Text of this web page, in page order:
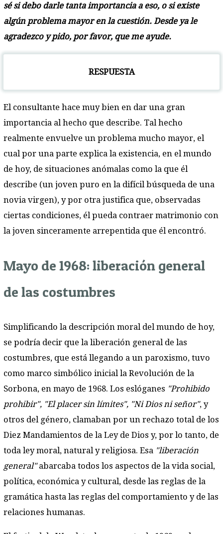
sé si debo darle tanta importancia a eso, o si existe
algún problema mayor en la cuestión. Desde ya le
agradezco y pido, por favor, que me ayude.
RESPUESTA
El consultante hace muy bien en dar una gran
importancia al hecho que describe. Tal hecho
realmente envuelve un problema mucho mayor, el
cual por una parte explica la existencia, en el mundo
de hoy, de situaciones anómalas como la que él
describe (un joven puro en la difícil búsqueda de una
novia virgen), y por otra justifica que, observadas
ciertas condiciones, él pueda contraer matrimonio con
la joven sinceramente arrepentida que él encontró.
Mayo de 1968: liberación general
de las costumbres
Simplificando la descripción moral del mundo de hoy,
se podría decir que la liberación general de las
costumbres, que está llegando a un paroxismo, tuvo
como marco simbólico inicial la Revolución de la
Sorbona, en mayo de 1968. Los eslóganes "Prohibido
prohibir", "El placer sin límites", "Ni Dios ni señor", y
otros del género, clamaban por un rechazo total de los
Diez Mandamientos de la Ley de Dios y, por lo tanto, de
toda ley moral, natural y religiosa. Esa "liberación
general"abarcaba todos los aspectos de la vida social,
política, económica y cultural, desde las reglas de la
gramática hasta las reglas del comportamiento y de las
relaciones humanas.